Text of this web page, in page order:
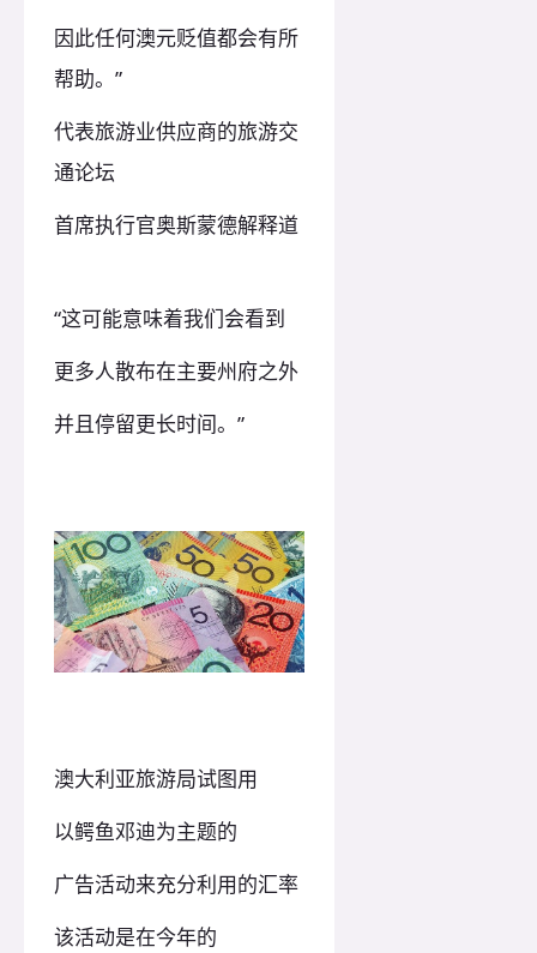
因此任何澳元贬值都会有所
帮助。”
代表旅游业供应商的旅游交
通论坛
首席执行官奥斯蒙德解释道
“这可能意味着我们会看到
更多人散布在主要州府之外
并且停留更长时间。”
澳大利亚旅游局试图用
以鳄鱼邓迪为主题的
广告活动来充分利用的汇率
该活动是在今年的